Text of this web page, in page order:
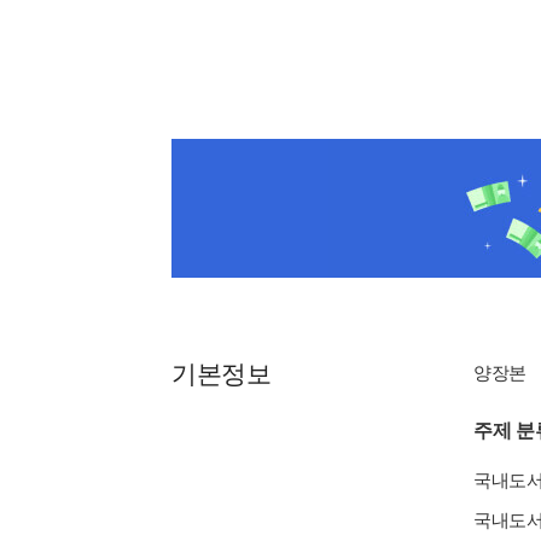
기본정보 양장본
주제 분
국내도
국내도